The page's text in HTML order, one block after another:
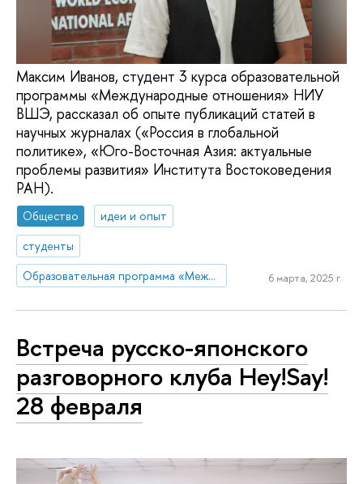
Максим Иванов, студент 3 курса образовательной
программы «Международные отношения» НИУ
ВШЭ, рассказал об опыте публикаций статей в
научных журналах («Россия в глобальной
политике», «Юго-Восточная Азия: актуальные
проблемы развития» Института Востоковедения
РАН).
Общество
идеи и опыт
студенты
Образовательная программа «Международные отношения»
6 марта, 2025 г.
Встреча русско-японского
разговорного клуба Hey!Say!
28 февраля